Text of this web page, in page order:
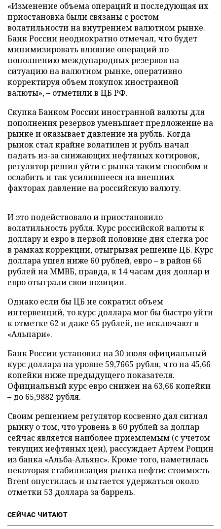
«Изменение объема операций и последующая их
приостановка были связаны с ростом
волатильности на внутреннем валютном рынке.
Банк России неоднократно отмечал, что будет
минимизировать влияние операций по
пополнению международных резервов на
ситуацию на валютном рынке, оперативно
корректируя объем покупок иностранной
валюты», – отметили в ЦБ РФ.
Скупка Банком России иностранной валюты для
пополнения резервов уменьшает предложение на
рынке и оказывает давление на рубль. Когда
рынок стал крайне волатилен и рубль начал
падать из-за снижающих нефтяных котировок,
регулятор решил уйти с рынка таким способом и
ослабить и так усилившееся на внешних
факторах давление на российскую валюту.
И это подействовало и приостановило
волатильность рубля. Курс российской валюты к
доллару и евро в первой половине дня слегка рос
в рамках коррекции, отыгрывая решение ЦБ. Курс
доллара ушел ниже 60 рублей, евро – в район 66
рублей на ММВБ, правда, к 14 часам дня доллар и
евро отыграли свои позиции.
Однако если бы ЦБ не сократил объем
интервенций, то курс доллара мог бы быстро уйти
к отметке 62 и даже 65 рублей, не исключают в
«Альпари».
Банк России установил на 30 июля официальный
курс доллара на уровне 59,7665 рубля, что на 45,66
копейки ниже предыдущего показателя.
Официальный курс евро снижен на 63,66 копейки
– до 65,9882 рубля.
Своим решением регулятор косвенно дал сигнал
рынку о том, что уровень в 60 рублей за доллар
сейчас является наиболее приемлемым (с учетом
текущих нефтяных цен), рассуждает Артем Рощин
из банка «Альба-Альянс». Кроме того, наметилась
некоторая стабилизация рынка нефти: стоимость
Brent опустилась и пытается удержаться около
отметки 53 доллара за баррель.
СЕЙЧАС ЧИТАЮТ